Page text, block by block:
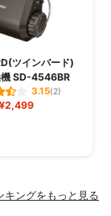
ツインバード)
機 SD-4546BR
3.15(2)
¥2,499
キングをもっと見る